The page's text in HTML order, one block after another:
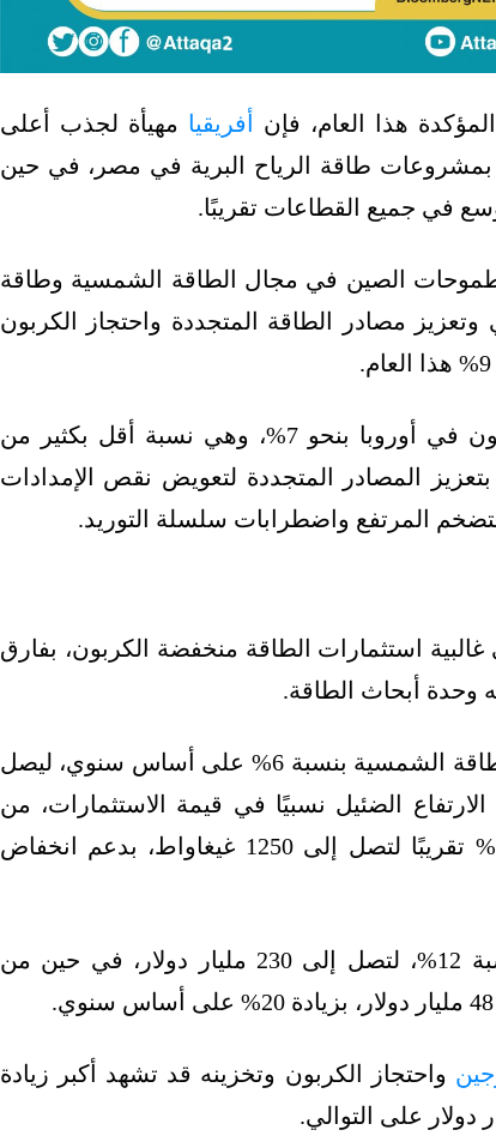
هذا العام، فإن أفريقيا مهيأة لجذب أعلى
بزيادة 26%، مدفوعة بمشروعات طاقة الرياح البرية في مصر، في حين
تأتي آسيا بنسبة 12%، بدعم طموحات الصين في مجال الطاقة الشمسية وطاقة
مصادر الطاقة المتجددة واحتجاز الكربون
بينما يُتوقع نمو استثمارات الطاقة منخفضة الكربون في أوروبا بنحو 7%، وهي نسبة أقل بكثير من
بتعزيز المصادر المتجددة لتعويض نقص الإمدادات
المرتفع واضطرابات سلسلة التوريد.
استثمارات الطاقة منخفضة الكربون، بفارق
وحدة أبحاث الطاقة.
وتتوقع ريستاد إنرجي زيادة إجمالي الإنفاق على الطاقة الشمسية بنسبة 6% على أساس سنوي، ليصل
وعلى الرغم من الارتفاع الضئيل نسبيًا في قيمة الاستثمارات، من
المتوقع زيادة السعة الشمسية المركبة بنسبة 25% تقريبًا لتصل إلى 1250 غيغاواط، بدعم انخفاض
أمّا استثمارات طاقة الرياح البرية فقد ترتفع بنسبة 12%، لتصل إلى 230 مليار دولار، في حين من
واحتجاز الكربون وتخزينه قد تشهد أكبر زيادة